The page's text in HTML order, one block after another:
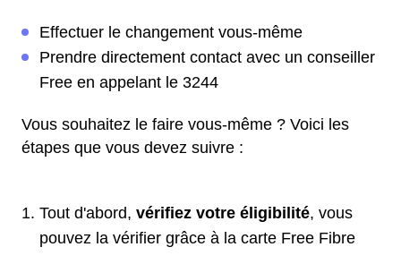
Effectuer le changement vous-même
Prendre directement contact avec un conseiller
Free en appelant le 3244
Vous souhaitez le faire vous-même ? Voici les
étapes que vous devez suivre :
Tout d'abord, vérifiez votre éligibilité, vous
pouvez la vérifier grâce à la carte Free Fibre